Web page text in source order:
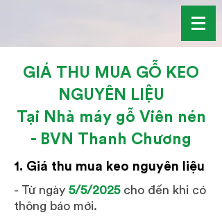
GIÁ THU MUA GỖ KEO
NGUYÊN LIỆU
Tại Nhà máy gỗ Viên nén
- BVN Thanh Chương
1. Giá thu mua keo nguyên liệu
- Từ ngày 5/5/2025 cho đến khi có
thông báo mới.